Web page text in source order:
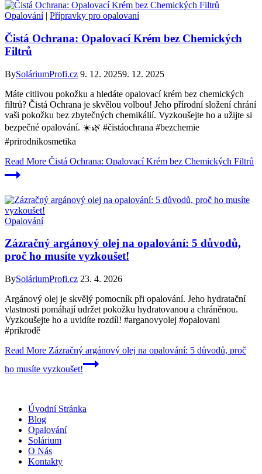
Opalování| Přípravky pro opalovaní
Čistá Ochrana: Opalovací Krém bez Chemických
Filtrů
BySoláriumProfi.cz 9. 12. 20259. 12. 2025
Máte citlivou pokožku a hledáte opalovací krém bez chemických
filtrů? Čistá Ochrana je skvělou volbou! Jeho přírodní složení chrání
vaši pokožku bez zbytečných chemikálií. Vyzkoušejte ho a užijte si
bezpečné opalování. ☀️🌿 #čistáochrana #bezchemie
#prirodnikosmetika
Read More Čistá Ochrana: Opalovací Krém bez Chemických Filtrů
Opalování
Zázračný argánový olej na opalování: 5 důvodů,
proč ho musíte vyzkoušet!
BySoláriumProfi.cz 23. 4. 2026
Argánový olej je skvělý pomocník při opalování. Jeho hydratační
vlastnosti pomáhají udržet pokožku hydratovanou a chráněnou.
Vyzkoušejte ho a uvidíte rozdíl! #arganovyolej #opalovani
#prikrodě
Read More Zázračný argánový olej na opalování: 5 důvodů, proč
ho musíte vyzkoušet!
Úvodní Stránka
Blog
Opalování
Solárium
O Nás
Kontakty